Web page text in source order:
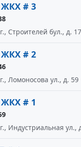
# 3
Строителей бул., д. 17
# 2
Ломоносова ул., д. 59
# 1
Индустриальная ул.,